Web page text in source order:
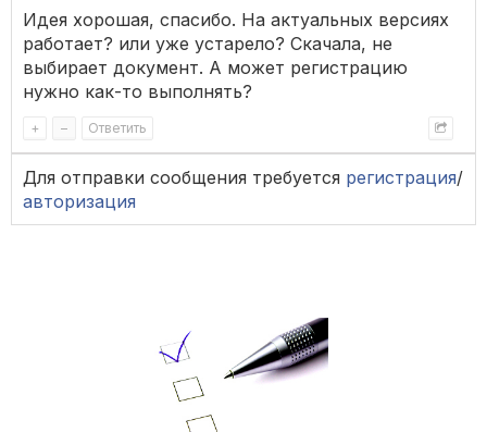
Идея хорошая, спасибо. На актуальных версиях
работает? или уже устарело? Скачала, не
выбирает документ. А может регистрацию
нужно как-то выполнять?
+ – Ответить
Для отправки сообщения требуется регистрация/
авторизация